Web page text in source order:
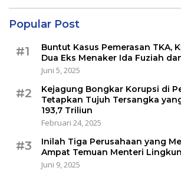
Popular Post
#1
Buntut Kasus Pemerasan TKA,
Dua Eks Menaker Ida Fuziah
Juni 5, 2025
#2
Kejagung Bongkar Korupsi di
Tetapkan Tujuh Tersangka
193,7 Triliun
Februari 24, 2025
#3
Inilah Tiga Perusahaan yang
Ampat Temuan Menteri
Juni 9, 2025